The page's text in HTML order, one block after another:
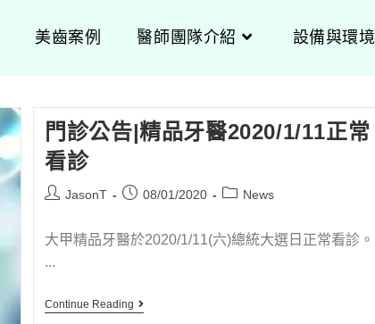
美齒案例 醫師團隊介紹 設備與環境
門診公告|精品牙醫2020/1/11正常
看診
JasonT 08/01/2020 News
大甲精品牙醫於2020/1/11(六)總統大選日正常看診。
...
Continue Reading